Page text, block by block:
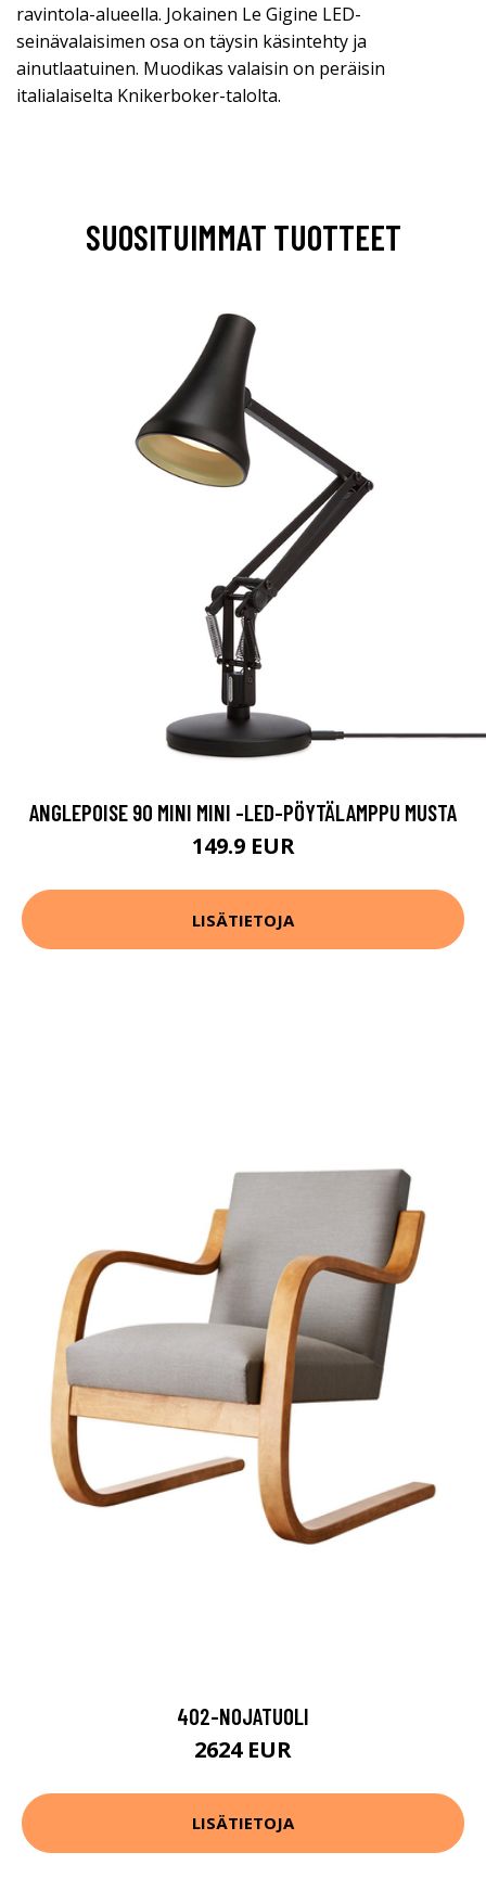
ravintola-alueella. Jokainen Le Gigine LED-
seinävalaisimen osa on täysin käsintehty ja
ainutlaatuinen. Muodikas valaisin on peräisin
italialaiselta Knikerboker-talolta.
SUOSITUIMMAT TUOTTEET
ANGLEPOISE 90 MINI MINI -LED-PÖYTÄLAMPPU MUSTA
149.9 EUR
LISÄTIETOJA
402-NOJATUOLI
2624 EUR
LISÄTIETOJA